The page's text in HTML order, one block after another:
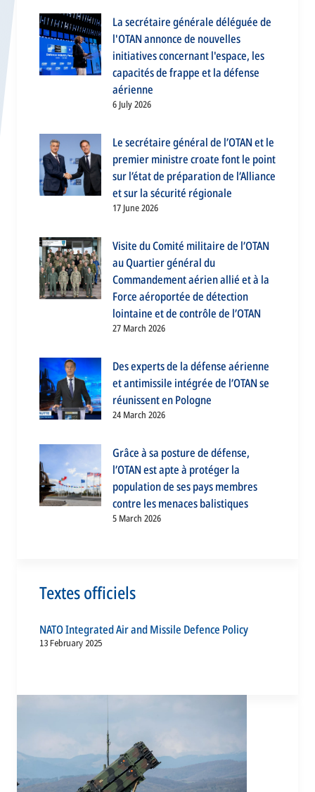
La secrétaire générale déléguée de
l'OTAN annonce de nouvelles
initiatives concernant l'espace, les
capacités de frappe et la défense
aérienne
6 July 2026
Le secrétaire général de l’OTAN et le
premier ministre croate font le point
sur l’état de préparation de l’Alliance
et sur la sécurité régionale
17 June 2026
Visite du Comité militaire de l’OTAN
au Quartier général du
Commandement aérien allié et à la
Force aéroportée de détection
lointaine et de contrôle de l’OTAN
27 March 2026
Des experts de la défense aérienne
et antimissile intégrée de l’OTAN se
réunissent en Pologne
24 March 2026
Grâce à sa posture de défense,
l’OTAN est apte à protéger la
population de ses pays membres
contre les menaces balistiques
5 March 2026
Textes officiels
NATO Integrated Air and Missile Defence Policy
13 February 2025